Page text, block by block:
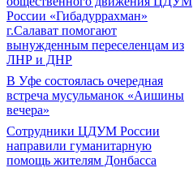
России «Гибадуррахман»
г.Салават помогают
вынужденным переселенцам из
ЛНР и ДНР
В Уфе состоялась очередная
встреча мусульманок «Аишины
вечера»
Сотрудники ЦДУМ России
направили гуманитарную
помощь жителям Донбасса